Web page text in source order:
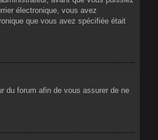
électronique, vous avez
que vous avez spécifiée était
du forum afin de vous assurer de ne